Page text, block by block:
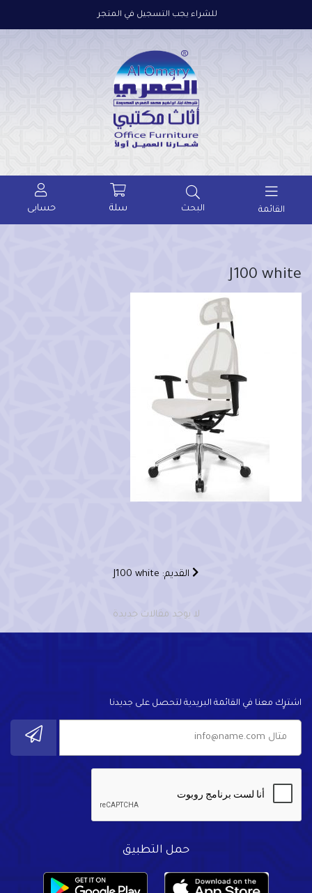
للشراء يجب التسجيل في المتجر
القائمة البحث سلة حسابى
J100 white
القديم: J100 white
لا يوجد مقالات جديدة
اشترٍك معنا في القائمة البريدية لتحصل على جديدنا
حمل التطبيق